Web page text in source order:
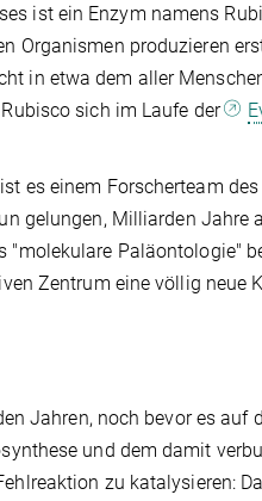
ist ein Enzym namens
Organismen produzieren
in etwa dem aller
sich im Laufe der
es einem Forscherteam
gelungen, Milliarden Jahre
"molekulare Paläontologie"
Zentrum eine völlig neue
Jahren, noch bevor es auf
und dem damit
zu katalysieren: